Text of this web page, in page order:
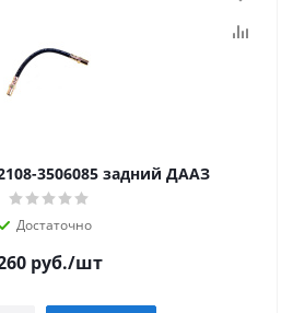
3506085 задний ДААЗ
Достаточно
руб./шт